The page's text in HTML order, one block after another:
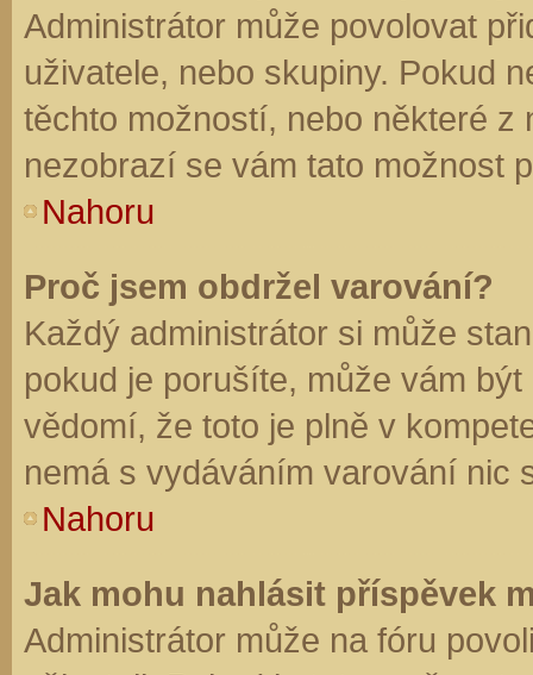
Administrátor může povolovat
uživatele, nebo skupiny. Pokud
těchto možností, nebo některé z
nezobrazí se vám tato možnost
Nahoru
Proč jsem obdržel varování?
Každý administrátor si může
pokud je porušíte, může vám
vědomí, že toto je plně v
nemá s vydáváním varování nic
Nahoru
Jak mohu nahlásit příspěvek
Administrátor může na fóru